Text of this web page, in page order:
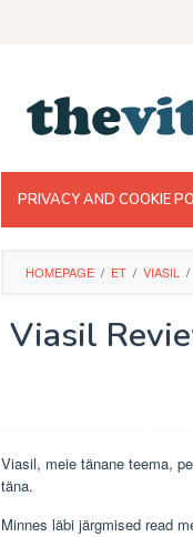
PRIVACY AND COOKIE
HOMEPAGE / ET / VIASIL /
Viasil
Viasil, meie tänane teema,
täna.
Minnes läbi järgmised read